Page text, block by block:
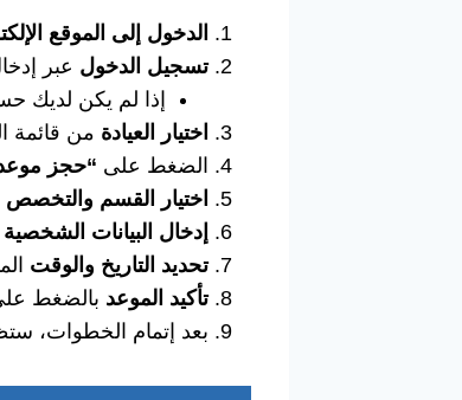
الدخول إلى الموقع
تسجيل الدخول عبر
إذا لم يكن لديك
اختيار العيادة من قائمة
الضغط على “حجز
اختيار القسم والتخصص
إدخال البيانات الشخصية
تحديد التاريخ والوقت
تأكيد الموعد بالضغط على
بعد إتمام الخطوات،